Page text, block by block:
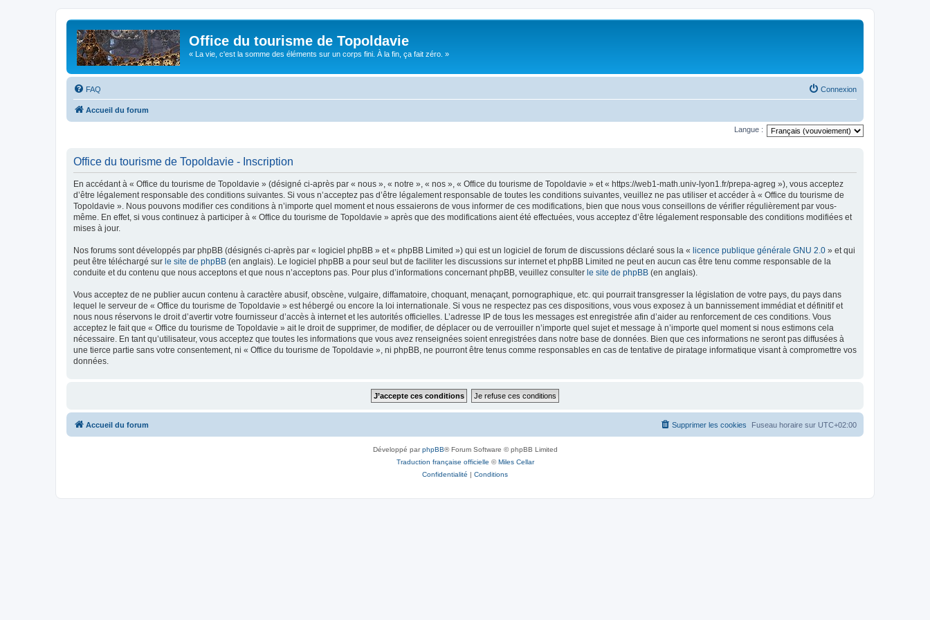
Office du tourisme de Topoldavie
« La vie, c'est la somme des éléments sur un corps fini. À la fin, ça fait zéro. »
FAQ Connexion
Accueil du forum
Langue :
Office du tourisme de Topoldavie - Inscription
En accédant à « Office du tourisme de Topoldavie » (désigné ci-après par « nous », « notre », « nos », « Office du tourisme de Topoldavie » et « https://web1-math.univ-lyon1.fr/prepa-agreg »), vous acceptez
d’être légalement responsable des conditions suivantes. Si vous n’acceptez pas d’être légalement responsable de toutes les conditions suivantes, veuillez ne pas utiliser et accéder à « Office du tourisme de
Topoldavie ». Nous pouvons modifier ces conditions à n’importe quel moment et nous essaierons de vous informer de ces modifications, bien que nous vous conseillons de vérifier régulièrement par vous-
même. En effet, si vous continuez à participer à « Office du tourisme de Topoldavie » après que des modifications aient été effectuées, vous acceptez d’être légalement responsable des conditions modifiées et
mises à jour.
Nos forums sont développés par phpBB (désignés ci-après par « logiciel phpBB » et « phpBB Limited ») qui est un logiciel de forum de discussions déclaré sous la « licence publique générale GNU 2.0 » et qui
peut être téléchargé sur le site de phpBB (en anglais). Le logiciel phpBB a pour seul but de faciliter les discussions sur internet et phpBB Limited ne peut en aucun cas être tenu comme responsable de la
conduite et du contenu que nous acceptons et que nous n’acceptons pas. Pour plus d’informations concernant phpBB, veuillez consulter le site de phpBB (en anglais).
Vous acceptez de ne publier aucun contenu à caractère abusif, obscène, vulgaire, diffamatoire, choquant, menaçant, pornographique, etc. qui pourrait transgresser la législation de votre pays, du pays dans
lequel le serveur de « Office du tourisme de Topoldavie » est hébergé ou encore la loi internationale. Si vous ne respectez pas ces dispositions, vous vous exposez à un bannissement immédiat et définitif et
nous nous réservons le droit d’avertir votre fournisseur d’accès à internet et les autorités officielles. L’adresse IP de tous les messages est enregistrée afin d’aider au renforcement de ces conditions. Vous
acceptez le fait que « Office du tourisme de Topoldavie » ait le droit de supprimer, de modifier, de déplacer ou de verrouiller n’importe quel sujet et message à n’importe quel moment si nous estimons cela
nécessaire. En tant qu’utilisateur, vous acceptez que toutes les informations que vous avez renseignées soient enregistrées dans notre base de données. Bien que ces informations ne seront pas diffusées à
une tierce partie sans votre consentement, ni « Office du tourisme de Topoldavie », ni phpBB, ne pourront être tenus comme responsables en cas de tentative de piratage informatique visant à compromettre vos
données.
Accueil du forum Fuseau horaire sur UTC+02:00
Supprimer les cookies
Développé parphpBB® Forum Software © phpBB Limited
Traduction française officielle ©Miles Cellar
Confidentialité | Conditions